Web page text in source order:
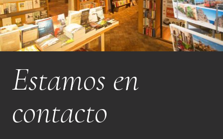
Estamos en
contacto